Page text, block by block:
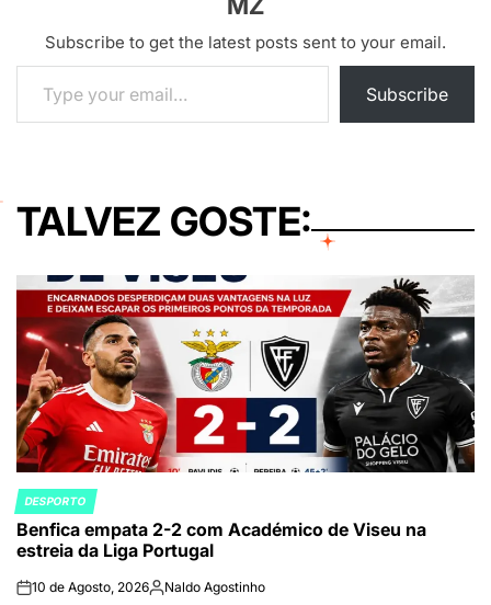
MZ
Subscribe to get the latest posts sent to your email.
Type your email…
Subscribe
TALVEZ GOSTE:
POSTED
IN
DESPORTO
Benfica empata 2-2 com Académico de Viseu na
estreia da Liga Portugal
on10 de Agosto, 2026Publicado
Naldo Agostinho